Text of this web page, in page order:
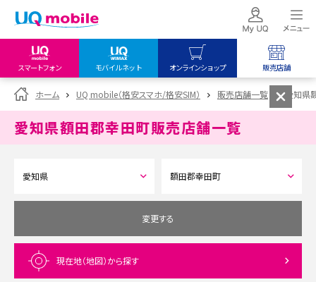
スマートフォン モバイルネット オンラインショップ 販売店舗
my UQ WiMAX
UQ WiMAX ご契約の方
My UQ mobile
データチャージサイト
UQ mobile
オンラインショップ
UQ WiMAX
UQ mobile
販売店舗
UQ WiMAX
ホーム UQ mobile（格安スマホ/格安SIM） 販売店舗一覧 愛知
愛知県額田郡幸田町販売店舗一覧
変更する
現在地（地図）から探す